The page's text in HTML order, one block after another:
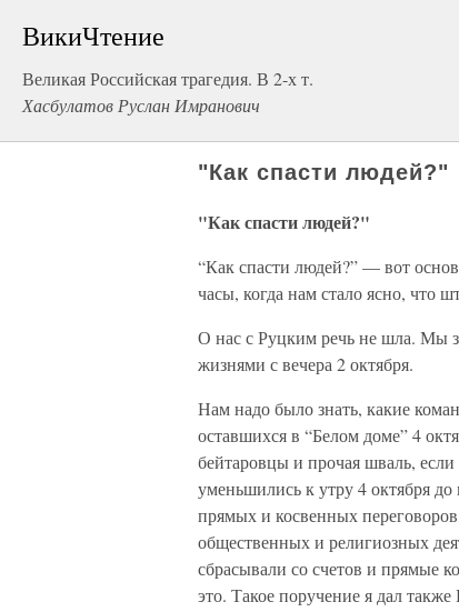
ВикиЧтение
Великая Российская трагедия. В 2-х т.
Хасбулатов Руслан Имранович
"Как спасти людей?"
"Как спасти людей?"
“Как спасти людей?” — вот
часы, когда нам стало ясно, что
О нас с Руцким речь не шла. Мы
жизнями с вечера 2 октября.
Нам надо было знать, какие
оставшихся в “Белом доме” 4
бейтаровцы и прочая шваль,
уменьшились к утру 4 октября
прямых и косвенных
общественных и религиозных
сбрасывали со счетов и прямые
это. Такое поручение я дал